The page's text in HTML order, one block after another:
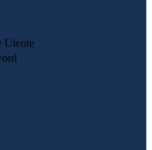
Utente